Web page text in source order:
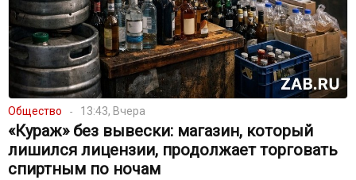
Общество 13:43, Вчера
«Кураж» без вывески: магазин, который
лишился лицензии, продолжает торговать
спиртным по ночам